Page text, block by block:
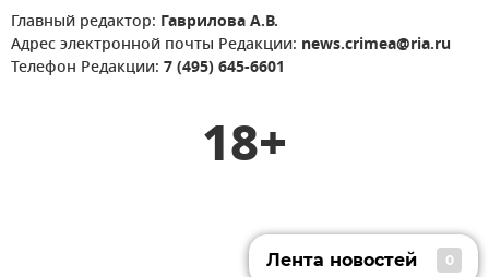
Главный редактор: Гаврилова А.В.
Адрес электронной почты Редакции: news.crimea@ria.ru
Телефон Редакции: 7 (495) 645-6601
18+
Лента новостей 0